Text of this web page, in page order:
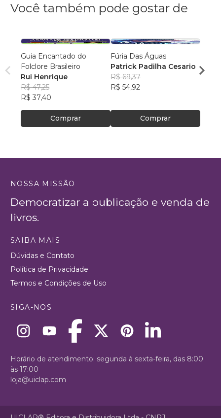
Você também pode gostar de
Guia Encantado do
Folclore Brasileiro
Rui Henrique
R$ 47,25
R$ 37,40
Comprar
Fúria Das Águas
Patrick Padilha Cesario
R$ 69,37
R$ 54,92
Comprar
R$
NOSSA MISSÃO
Democratizar a publicação e venda de
livros.
SAIBA MAIS
Dúvidas e Contato
Política de Privacidade
Termos e Condições de Uso
SIGA-NOS
Horário de atendimento: segunda à sexta-feira, das 8:00
às 17:00
loja@uiclap.com